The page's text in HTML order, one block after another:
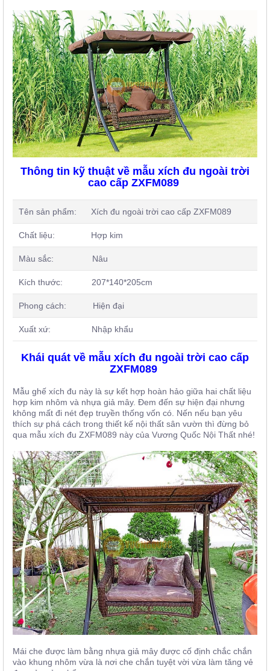
Thông tin kỹ thuật về mẫu xích đu ngoài trời
cao cấp ZXFM089
Tên sản phẩm: Xích đu ngoài trời cao cấp ZXFM089
Chất liệu: Hợp kim
Màu sắc: Nâu
Kích thước: 207*140*205cm
Phong cách: Hiện đại
Xuất xứ: Nhập khẩu
Khái quát về mẫu xích đu ngoài trời cao cấp
ZXFM089
Mẫu ghế xích đu này là sự kết hợp hoàn hảo giữa hai chất liệu
hợp kim nhôm và nhựa giả mây. Đem đến sự hiện đại nhưng
không mất đi nét đẹp truyền thống vốn có. Nến nếu bạn yêu
thích sự phá cách trong thiết kế nội thất sân vườn thì đừng bỏ
qua mẫu xích đu ZXFM089 này của Vương Quốc Nội Thất nhé!
Mái che được làm bằng nhựa giả mây được cố định chắc chắn
vào khung nhôm vừa là nơi che chắn tuyệt vời vừa làm tăng vẻ